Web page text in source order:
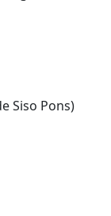
Siso Pons)